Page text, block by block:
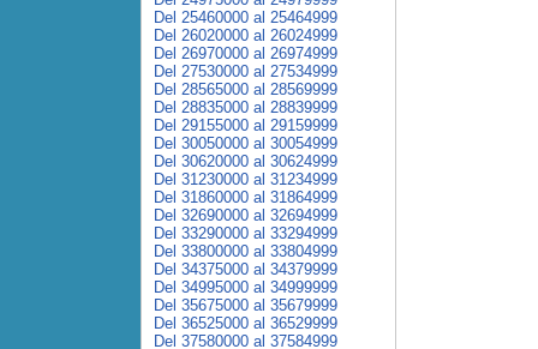
Del 25460000 al 25464999
Del 26020000 al 26024999
Del 26970000 al 26974999
Del 27530000 al 27534999
Del 28565000 al 28569999
Del 28835000 al 28839999
Del 29155000 al 29159999
Del 30050000 al 30054999
Del 30620000 al 30624999
Del 31230000 al 31234999
Del 31860000 al 31864999
Del 32690000 al 32694999
Del 33290000 al 33294999
Del 33800000 al 33804999
Del 34375000 al 34379999
Del 34995000 al 34999999
Del 35675000 al 35679999
Del 36525000 al 36529999
Del 37580000 al 37584999